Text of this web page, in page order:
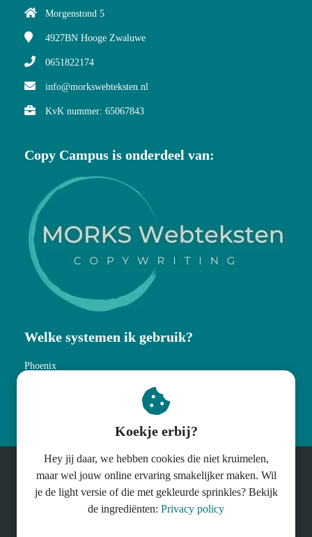
Morgenstond 5
4927BN Hooge Zwaluwe
0651822174
info@morkswebteksten.nl
KvK nummer: 65067843
Copy Campus is onderdeel van:
Welke systemen ik gebruik?
Phoenix
© MORKS Webteksten
Fotografie : Renée van der Heide
Koekje erbij?
Hey jij daar, we hebben cookies die niet kruimelen,
maar wel jouw online ervaring smakelijker maken. Wil
je de light versie of die met gekleurde sprinkles? Bekijk
de ingrediënten: Privacy policy